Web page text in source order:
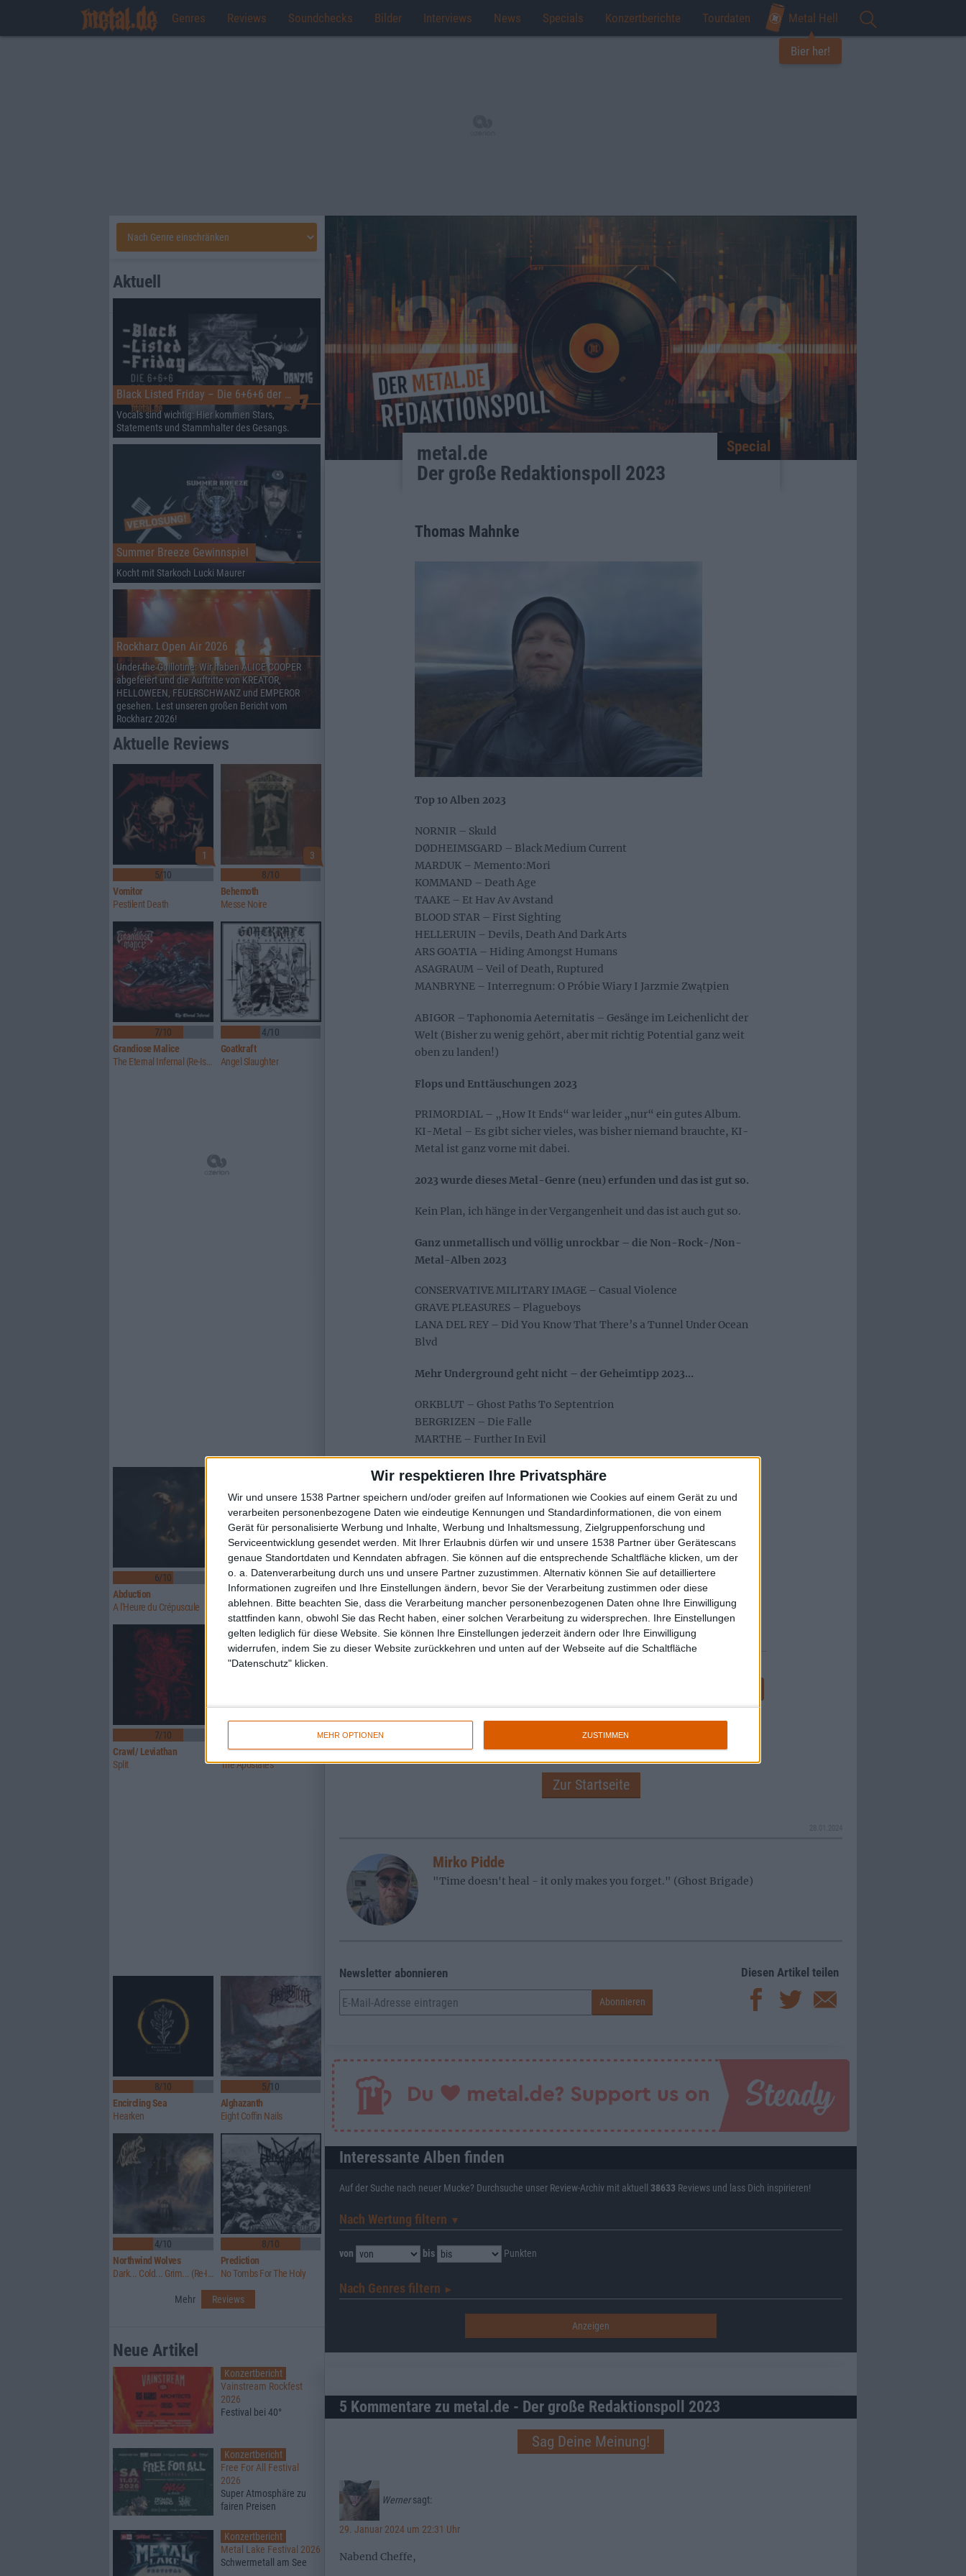
Wir respektieren Ihre Privatsphäre
Wir und unsere 1538 Partner speichern und/oder greifen auf Informationen wie Cookies auf einem Gerät zu und
verarbeiten personenbezogene Daten wie eindeutige Kennungen und Standardinformationen, die von einem
Gerät für personalisierte Werbung und Inhalte, Werbung und Inhaltsmessung, Zielgruppenforschung und
Serviceentwicklung gesendet werden.
Mit Ihrer Erlaubnis dürfen wir und unsere 1538 Partner über Gerätescans
genaue Standortdaten und Kenndaten abfragen. Sie können auf die entsprechende Schaltfläche klicken, um der
o. a. Datenverarbeitung durch uns und unsere Partner zuzustimmen. Alternativ können Sie auf detailliertere
Informationen zugreifen und Ihre Einstellungen ändern, bevor Sie der Verarbeitung zustimmen oder diese
ablehnen.
Bitte beachten Sie, dass die Verarbeitung mancher personenbezogenen Daten ohne Ihre Einwilligung
stattfinden kann, obwohl Sie das Recht haben, einer solchen Verarbeitung zu widersprechen. Ihre Einstellungen
gelten lediglich für diese Website. Sie können Ihre Einstellungen jederzeit ändern oder Ihre Einwilligung
widerrufen, indem Sie zu dieser Website zurückkehren und unten auf der Webseite auf die Schaltfläche
"Datenschutz" klicken.
MEHR OPTIONEN ZUSTIMMEN
Genres Reviews Soundchecks Bilder Interviews News Specials Konzertberichte Tourdaten Metal Hell
Bier her!
metal.de
Der große Redaktionspoll 2023
Special
Thomas Mahnke
Top 10 Alben 2023
NORNIR – Skuld
DØDHEIMSGARD – Black Medium Current
MARDUK – Memento:Mori
KOMMAND – Death Age
TAAKE – Et Hav Av Avstand
BLOOD STAR – First Sighting
HELLERUIN – Devils, Death And Dark Arts
ARS GOATIA – Hiding Amongst Humans
ASAGRAUM – Veil of Death, Ruptured
MANBRYNE – Interregnum: O Pr​ó​bie Wiary I Jarzmie Zw​ą​tpien
ABIGOR – Taphonomia Aeternitatis – Gesänge im Leichenlicht der
Welt (Bisher zu wenig gehört, aber mit richtig Potential ganz weit
oben zu landen!)
Flops und Enttäuschungen 2023
PRIMORDIAL – „How It Ends“ war leider „nur“ ein gutes Album.
KI-Metal – Es gibt sicher vieles, was bisher niemand brauchte, KI-
Metal ist ganz vorne mit dabei.
2023 wurde dieses Metal-Genre (neu) erfunden und das ist gut so.
Kein Plan, ich hänge in der Vergangenheit und das ist auch gut so.
Ganz unmetallisch und völlig unrockbar – die Non-Rock-/Non-
Metal-Alben 2023
CONSERVATIVE MILITARY IMAGE – Casual Violence
GRAVE PLEASURES – Plagueboys
LANA DEL REY – Did You Know That There’s a Tunnel Under Ocean
Blvd
Mehr Underground geht nicht – der Geheimtipp 2023…
ORKBLUT – Ghost Paths To Septentrion
BERGRIZEN – Die Falle
MARTHE – Further In Evil
Nass und durchgeschwitzt – Beste Konzerte/Festivals 2023
GORGOROTH und DRUDENSANG in Berlin
Ghosts of Dinmin
De Mortem Et Diabolum
Dein Lieblingsmensch 2023 war/ist…
Familie
Seiten in diesem Artikel
15 16 17 18 19 20 21 22 23 24
Zur Startseite
Mirko Pidde
"Time doesn't heal - it only makes you forget." (Ghost Brigade)
Newsletter abonnieren Diesen Artikel teilen
Interessante Alben finden
Auf der Suche nach neuer Mucke? Durchsuche unser Review-Archiv mit aktuell 38633 Reviews und lass Dich inspirieren!
Nach Wertung filtern ▼︎
von bis Punkten
Nach Genres filtern ►︎
5 Kommentare zu metal.de - Der große Redaktionspoll 2023
Sag Deine Meinung!
Werner sagt:
29. Januar 2024 um 22:31 Uhr
Nabend Cheffe,
Aktuell
Black Listed Friday – Die 6+6+6 der Woche
Vocals sind wichtig: Hier kommen Stars,
Statements und Stammhalter des Gesangs.
Summer Breeze Gewinnspiel
Kocht mit Starkoch Lucki Maurer
Rockharz Open Air 2026
Under the Guillotine: Wir haben ALICE COOPER
abgefeiert und die Auftritte von KREATOR,
HELLOWEEN, FEUERSCHWANZ und EMPEROR
gesehen. Lest unseren großen Bericht vom
Rockharz 2026!
Aktuelle Reviews
1
5/10
Vomitor
Pestilent Death
3
8/10
Behemoth
Messe Noire
7/10
Grandiose Malice
The Eternal Infernal (Re-Issue)
4/10
Goatkraft
Angel Slaughter
6/10
Abduction
A l'Heure du Crépuscule
6/10
Above Aurora
Path To Ruin
7/10
Crawl/ Leviathan
Split
Glorior Belli
The Apostates
8/10
Encircling Sea
Hearken
5/10
Alghazanth
Eight Coffin Nails
4/10
Northwind Wolves
Dark... Cold... Grim... (Re-Issue)
8/10
Prediction
No Tombs For The Holy
Mehr Reviews
Neue Artikel
Konzertbericht
Vainstream Rockfest
2026
Festival bei 40°
Konzertbericht
Free For All Festival
2026
Super Atmosphäre zu
fairen Preisen
Konzertbericht
Metal Lake Festival 2026
Schwermetall am See